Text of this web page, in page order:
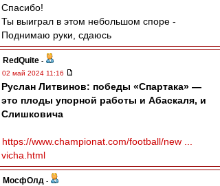
Спасибо!
Ты выиграл в этом небольшом споре -
Поднимаю руки, сдаюсь
RedQuite -
02 май 2024 11:16
Руслан Литвинов: победы «Спартака» —
это плоды упорной работы и Абаскаля, и
Слишковича
https://www.championat.com/football/new ...
vicha.html
МосфОлд -